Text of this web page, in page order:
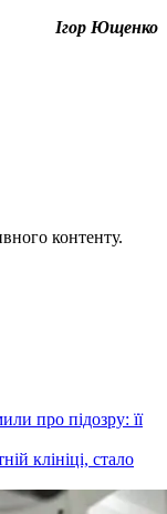
Ігор Ющенко
контенту.
про підозру: її
клініці, стало